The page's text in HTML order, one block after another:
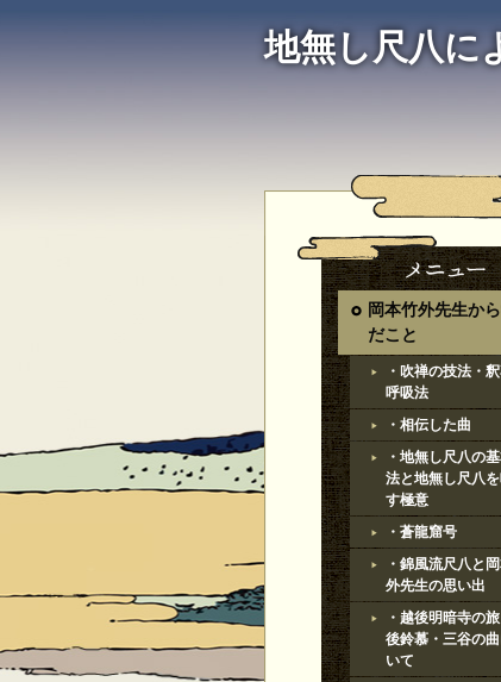
地無し尺八に
岡本竹外先生か
だこと
・吹禅の技法・
呼吸法
・相伝した曲
・地無し尺八の
法と地無し尺八
す極意
・蒼龍窟号
・錦風流尺八と
外先生の思い出
・越後明暗寺の
後鈴慕・三谷の
いて